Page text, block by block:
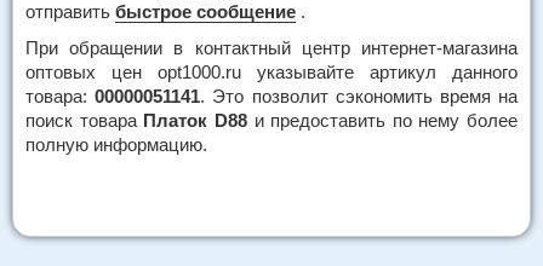
отправить быстрое сообщение .
При обращении в контактный центр интернет-магазина
оптовых цен opt1000.ru указывайте артикул данного
товара:00000051141. Это позволит сэкономить время на
поиск товара Платок D88и предоставить по нему более
полную информацию.